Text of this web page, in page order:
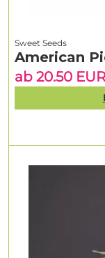
Sweet Seeds
American
ab 20.50 EUR